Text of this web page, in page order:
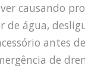
causando
de água,
antes
de